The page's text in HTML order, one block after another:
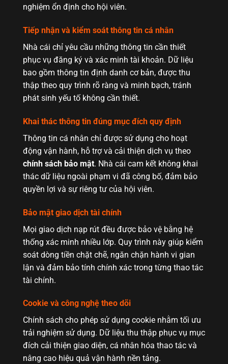
nghiệm ổn định cho hội viên.
Tiếp nhận và kiểm soát thông tin cá nhân
Nhà cái chỉ yêu cầu những thông tin cần thiết
phục vụ đăng ký và xác minh tài khoản. Dữ liệu
bao gồm thông tin định danh cơ bản, được thu
thập theo quy trình rõ ràng và minh bạch, tránh
phát sinh yếu tố không cần thiết.
Khai thác thông tin đúng mục đích quy định
Thông tin cá nhân chỉ được sử dụng cho hoạt
động vận hành, hỗ trợ và cải thiện dịch vụ theo
chính sách bảo mật. Nhà cái cam kết không khai
thác dữ liệu ngoài phạm vi đã công bố, đảm bảo
quyền lợi và sự riêng tư của hội viên.
Bảo mật giao dịch tài chính
Mọi giao dịch nạp rút đều được bảo vệ bằng hệ
thống xác minh nhiều lớp. Quy trình này giúp kiểm
soát dòng tiền chặt chẽ, ngăn chặn hành vi gian
lận và đảm bảo tính chính xác trong từng thao tác
tài chính.
Cookie và công nghệ theo dõi
Chính sách cho phép sử dụng cookie nhằm tối ưu
trải nghiệm sử dụng. Dữ liệu thu thập phục vụ mục
đích cải thiện giao diện, cá nhân hóa thao tác và
nâng cao hiệu quả vận hành nền tảng.